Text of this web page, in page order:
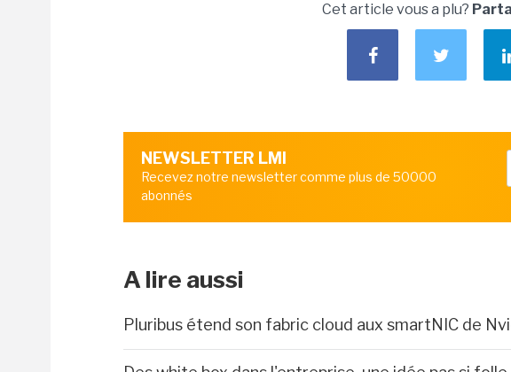
Cet article vous a plu?
NEWSLETTER LMI
Recevez notre newsletter comme plus de 50000
abonnés
A lire aussi
Pluribus étend son fabric cloud aux smartNIC de